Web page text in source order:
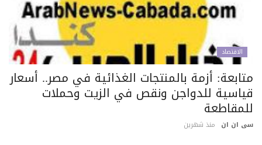
الاقتصاد
أزمة بالمنتجات الغذائية في مصر.. أسعار
للدواجن ونقص في الزيت وحملات
ان ان منذ شهرين